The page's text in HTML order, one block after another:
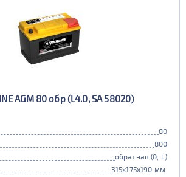
AGM 80 обр (L4.0, SA 58020)
80
800
обратная (0, L)
315x175x190 мм.